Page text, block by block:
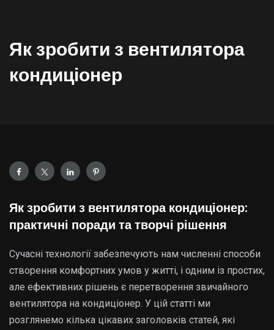
Як зробити з вентилятора
кондиціонер
Як зробити з вентилятора кондиціонер:
практичні поради та творчі рішення
Сучасні технології забезпечують нам численні способи
створення комфортних умов у житті, і одним із простих,
але ефективних рішень є перетворення звичайного
вентилятора на кондиціонер. У цій статті ми
розглянемо кілька цікавих заголовків статей, які